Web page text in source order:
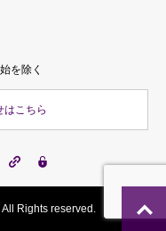
を除く
はこちら
Rights reserved.